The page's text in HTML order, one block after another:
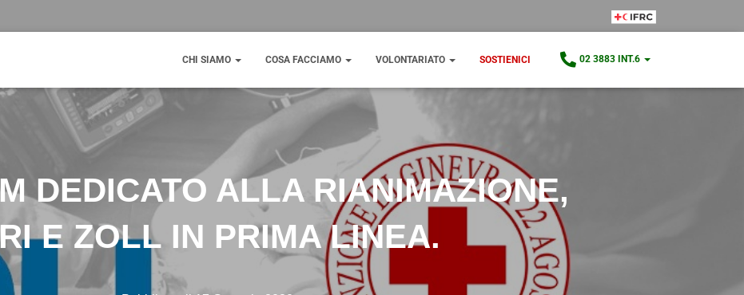
CHI SIAMO
COSA FACCIAMO VOLONTARIATO SOSTIENICI 02 3883 INT.6
DEDICATO ALLA RIANIMAZIONE,
E ZOLL IN PRIMA LINEA.